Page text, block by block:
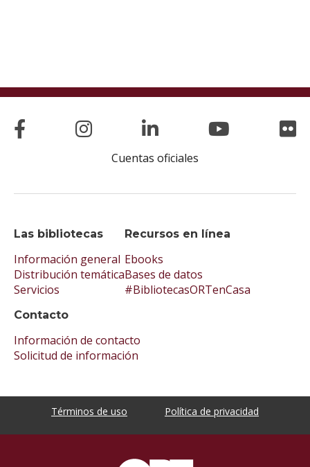
Las bibliotecas
Información general
Distribución temática
Servicios
Recursos en línea
Ebooks
Bases de datos
#BibliotecasORTenCasa
Contacto
Información de contacto
Solicitud de información
Cuentas oficiales
Términos de uso Política de privacidad